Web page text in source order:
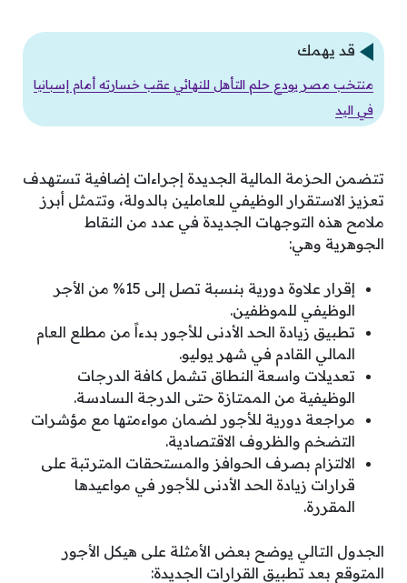
قد يهمك
منتخب مصر يودع حلم التأهل للنهائي عقب خسارته أمام إسبانيا
في اليد
تتضمن الحزمة المالية الجديدة إجراءات إضافية تستهدف
تعزيز الاستقرار الوظيفي للعاملين بالدولة، وتتمثل أبرز
ملامح هذه التوجهات الجديدة في عدد من النقاط
الجوهرية وهي:
إقرار علاوة دورية بنسبة تصل إلى 15% من الأجر
الوظيفي للموظفين.
تطبيق زيادة الحد الأدنى للأجور بدءاً من مطلع العام
المالي القادم في شهر يوليو.
تعديلات واسعة النطاق تشمل كافة الدرجات
الوظيفية من الممتازة حتى الدرجة السادسة.
مراجعة دورية للأجور لضمان مواءمتها مع مؤشرات
التضخم والظروف الاقتصادية.
الالتزام بصرف الحوافز والمستحقات المترتبة على
قرارات زيادة الحد الأدنى للأجور في مواعيدها
المقررة.
الجدول التالي يوضح بعض الأمثلة على هيكل الأجور
المتوقع بعد تطبيق القرارات الجديدة: